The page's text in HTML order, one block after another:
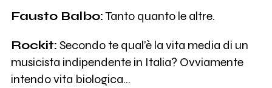
Fausto Balbo:Tanto quanto le altre.
Rockit: Secondo te qual’è la vita media di un
musicista indipendente in Italia? Ovviamente
intendo vita biologica…